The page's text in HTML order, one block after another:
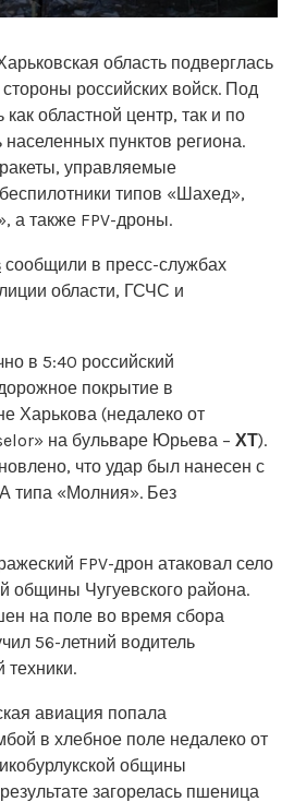
область подверглась
российских войск. Под
областной центр, так и по
пунктов региона.
управляемые
типов «Шахед»,
а также FPV-дроны.
сообщили в пресс-службах
области, ГСЧС и
в 5:40 российский
покрытие в
Харькова (недалеко от
на бульваре Юрьева – ХТ).
что удар был нанесен с
типа «Молния». Без
FPV-дрон атаковал село
общины Чугуевского района.
на поле во время сбора
56-летний водитель
техники.
авиация попала
в хлебное поле недалеко от
общины
загорелась пшеница